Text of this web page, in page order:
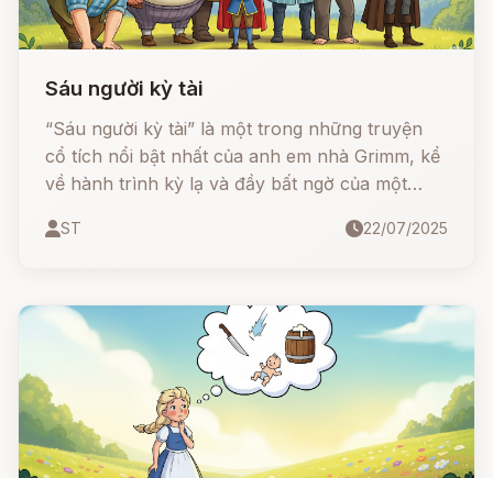
Sáu người kỳ tài
“Sáu người kỳ tài” là một trong những truyện
cổ tích nổi bật nhất của anh em nhà Grimm, kể
về hành trình kỳ lạ và đầy bất ngờ của một
năng lực siêu phàm. Cùng nhau, họ vượt qua
giành lấy hạnh phúc.
ST 22/07/2025